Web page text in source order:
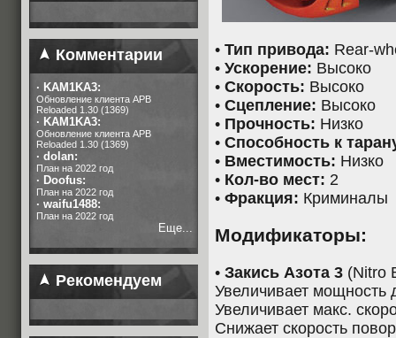
Комментарии
· KAM1KA3:
Обновление клиента APB
Reloaded 1.30 (1369)
· KAM1KA3:
Обновление клиента APB
Reloaded 1.30 (1369)
· dolan:
План на 2022 год
· Doofus:
План на 2022 год
· waifu1488:
План на 2022 год
Еще...
Рекомендуем
• Тип привода: Rear-
• Ускорение: Высоко
• Скорость: Высоко
• Сцепление: Высоко
• Прочность: Низко
• Способность к
• Вместимость: Низко
• Кол-во мест: 2
• Фракция: Криминалы
Модификаторы:
• Закись Азота 3 (Nitro
Увеличивает мощность
Увеличивает макс.
Снижает скорость